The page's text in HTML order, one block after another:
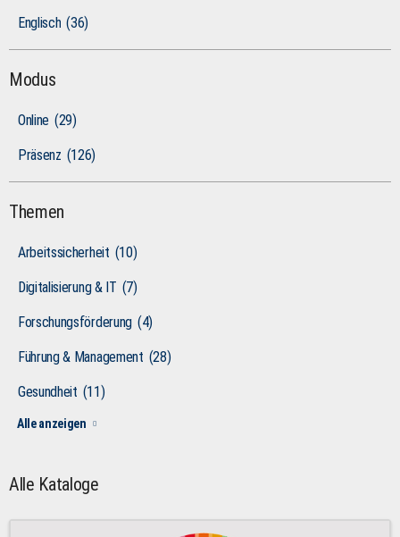
Englisch (36)
Modus
Online (29)
Präsenz (126)
Themen
Arbeitssicherheit (10)
Digitalisierung & IT (7)
Forschungsförderung (4)
Führung & Management (28)
Gesundheit (11)
Alle anzeigen
Alle Kataloge